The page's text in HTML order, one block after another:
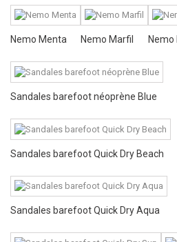
Nemo Menta Nemo Marfil Nemo
Sandales barefoot néoprène Blue
Sandales barefoot Quick Dry Beach
Sandales barefoot Quick Dry Aqua